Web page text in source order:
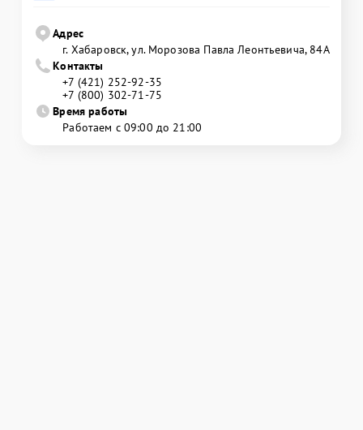
Адрес
г. Хабаровск, ул. Морозова Павла Леонтьевича, 84А
Контакты
+7 (421) 252-92-35
+7 (800) 302-71-75
Время работы
Работаем с 09:00 до 21:00